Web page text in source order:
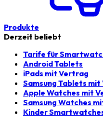
Produkte
Derzeit beliebt
Tarife für
Android Tablets
iPads mit Vertrag
Samsung Tablets
Apple Watches mit
Samsung Watches
Kinder